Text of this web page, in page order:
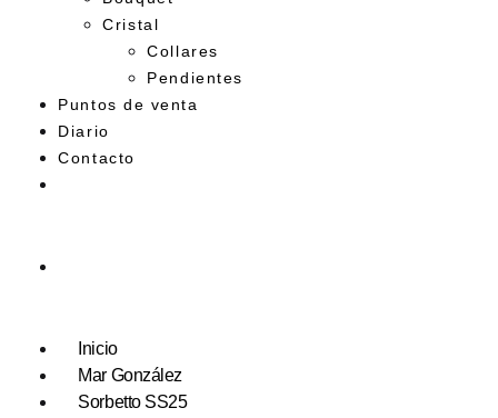
Cristal
Collares
Pendientes
Puntos de venta
Diario
Contacto
Inicio
Mar González
Sorbetto SS25